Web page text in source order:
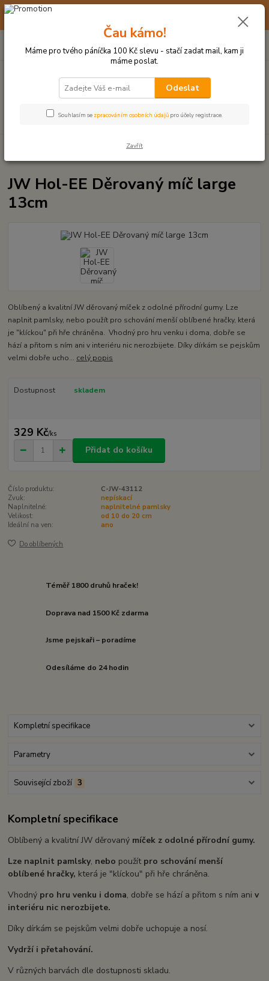
☀️ 10. - 14. SRPNA 2026 MÁME DOVOLENOU ☀️ OBJEDNÁVKY
Hledat
po–pá: 9–17 hod.
za0 Kč
MÍČKY, APORTY, TALÍŘE, HÁZEČE
JW Hol-EE Děrovaný míč large
13cm
Oblíbený a kvalitní JW děrovaný míček z odolné přírodní gumy. Lze
naplnit pamlsky, nebo použít pro schování menší oblíbené hračky, která
je "klíckou" při hře chráněna. Vhodný pro hru venku i doma, dobře se
hází a přitom s ním ani v interiéru nic nerozbijete. Díky dírkám se pejskům
velmi dobře ucho... celý popis
Dostupnost skladem
329 Kč/ks
Přidat do košíku
Číslo produktu:
C-JW-43112
Zvuk:
nepískací
Naplnitelné:
naplnitelné pamlsky
Velikost:
od 10 do 20 cm
Ideální na ven:
ano
Do oblíbených
Téměř 1800 druhů hraček!
Doprava nad 1500 Kč zdarma
Jsme pejskaři – poradíme
Odesíláme do 24 hodin
Kompletní specifikace
Parametry
Související zboží 3
Kompletní specifikace
Oblíbený a kvalitní JW děrovaný míček z odolné přírodní gumy.
Lze naplnit pamlsky, nebo použít pro schování menší
oblíbené hračky, která je "klíckou" při hře chráněna.
Vhodný pro hru venku i doma, dobře se hází a přitom s ním aniv
interiéru nic nerozbijete.
Díky dírkám se pejskům velmi dobře uchopuje a nosí.
Vydrží i přetahování.
V různých barvách dle dostupnosti skladu.
Čau kámo!
Máme pro tvého páníčka 100 Kč slevu - stačí zadat mail, kam ji
máme poslat.
Odeslat
Souhlasím se zpracováním osobních údajů pro účely registrace.
Zavřít